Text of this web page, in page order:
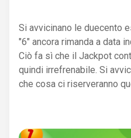
Si avvicinano le duecento
"6" ancora rimanda a data
Ciò fa sì che il Jackpot
quindi irrefrenabile. Si
che cosa ci riserveranno